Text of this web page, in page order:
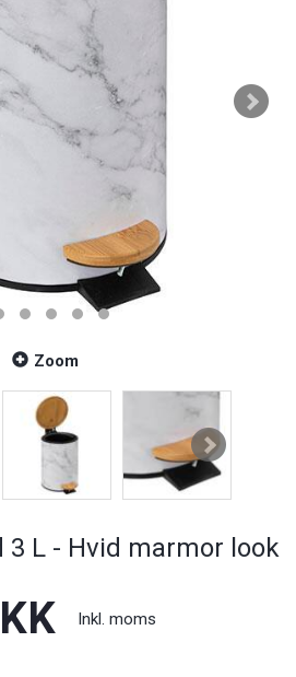
Zoom
3 L - Hvid marmor look
Inkl. moms